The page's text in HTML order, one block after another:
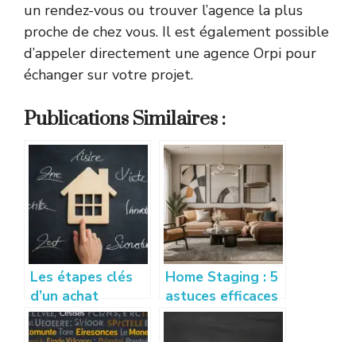
un rendez-vous ou trouver l’agence la plus
proche de chez vous. Il est également possible
d’appeler directement une agence Orpi pour
échanger sur votre projet.
Publications Similaires :
Les étapes clés
d’un achat
immobilier : de la
visite à la
Home Staging : 5
astuces efficaces
pour vendre son